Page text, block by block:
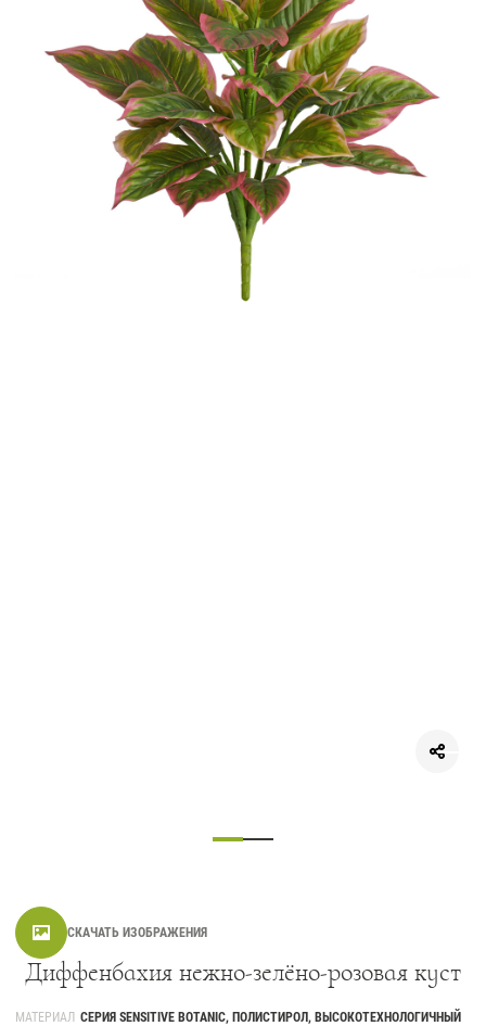
Прайс-листы и каталоги
Доставка и оплата
Вопросы и ответы
СКАЧАТЬ ИЗОБРАЖЕНИЯ
Диффенбахия нежно-зелёно-розовая куст
МАТЕРИАЛ СЕРИЯ SENSITIVE BOTANIC, ПОЛИСТИРОЛ, ВЫСОКОТЕХНОЛОГИЧНЫЙ